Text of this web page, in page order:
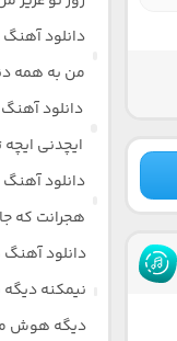
دانلود
من به همه
دانلود
ایچدنی ایچه
دانلود
هجرانت که
دانلود
نیمکنه دیگه
دیگه هوش